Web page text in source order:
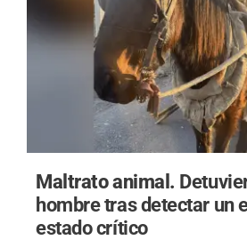
Maltrato animal.
hombre tras detectar un
estado crítico